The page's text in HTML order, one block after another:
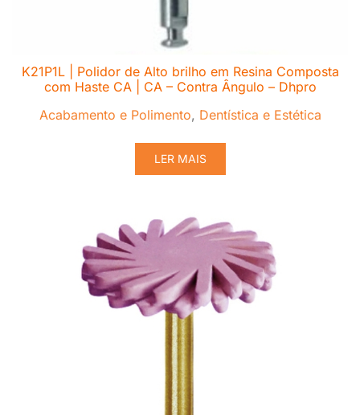
K21P1L | Polidor de Alto brilho em Resina Composta
com Haste CA | CA – Contra Ângulo – Dhpro
Acabamento e Polimento, Dentística e Estética
LER MAIS